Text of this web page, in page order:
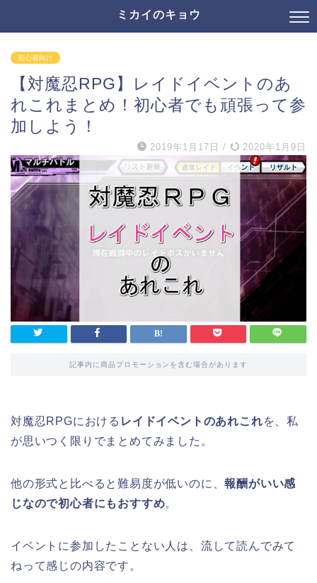
ミカイのキョウ
初心者向け
【対魔忍RPG】レイドイベントのあ
れこれまとめ！初心者でも頑張って参
加しよう！
2019年1月17日 / 2020年1月9日
記事内に商品プロモーションを含む場合があります
対魔忍RPGにおける レイドイベントのあれこれを、私
が思いつく限りでまとめてみました。
他の形式と比べると難易度が低いのに、報酬がいい感
じなので初心者にもおすすめ。
イベントに参加したことない人は、流して読んでみて
ねって感じの内容です。